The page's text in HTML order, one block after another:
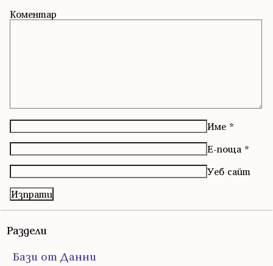
Коментар
Име *
Е-поща *
Уеб сайт
Раздели
Бази от Данни